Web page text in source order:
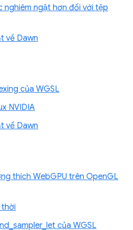
nghiêm ngặt hơn đối với tệp
về Dawn
của WGSL
NVIDIA
về Dawn
thích WebGPU trên OpenGL
thời
của WGSL